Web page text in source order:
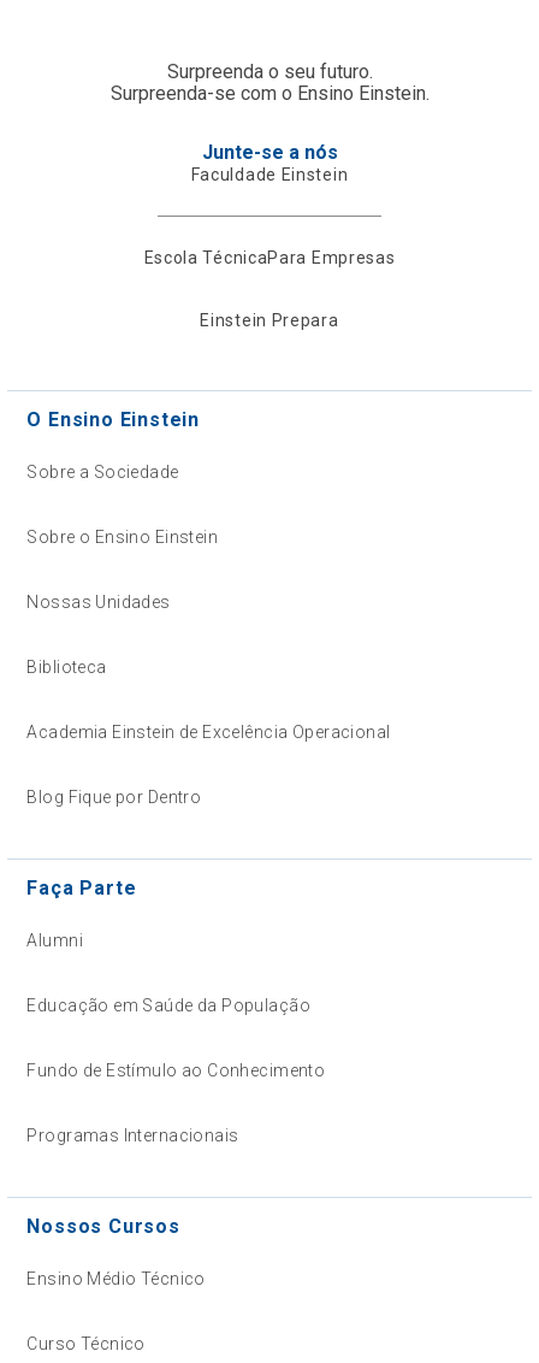
Surpreenda o seu futuro.
Surpreenda-se com o Ensino Einstein.
Junte-se a nós
Faculdade Einstein
Escola TécnicaPara Empresas
Einstein Prepara
O Ensino Einstein
Sobre a Sociedade
Sobre o Ensino Einstein
Nossas Unidades
Biblioteca
Academia Einstein de Excelência Operacional
Blog Fique por Dentro
Faça Parte
Alumni
Educação em Saúde da População
Fundo de Estímulo ao Conhecimento
Programas Internacionais
Nossos Cursos
Ensino Médio Técnico
Curso Técnico